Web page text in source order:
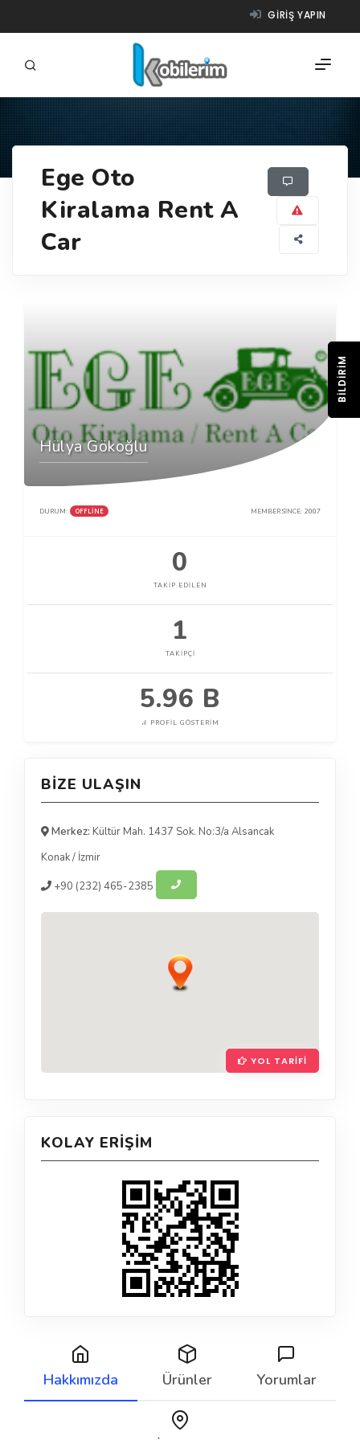
GIRIŞ YAPIN
ÜRÜNLER
Ege Oto
Kiralama Rent A
Car
Hülya Gökoğlu
DURUM: OFFLINE MEMBER SINCE: 2007
0
TAKIP EDILEN
1
TAKIPÇI
5.96 B
PROFIL GÖSTERIM
BIZE ULAŞIN
Merkez: Kültür Mah. 1437 Sok. No:3/a Alsancak
Konak/ İzmir
+90 (232) 465-2385
YOL TARIFI
KOLAY ERIŞIM
Hakkımızda Ürünler Yorumlar
BILDIRIM